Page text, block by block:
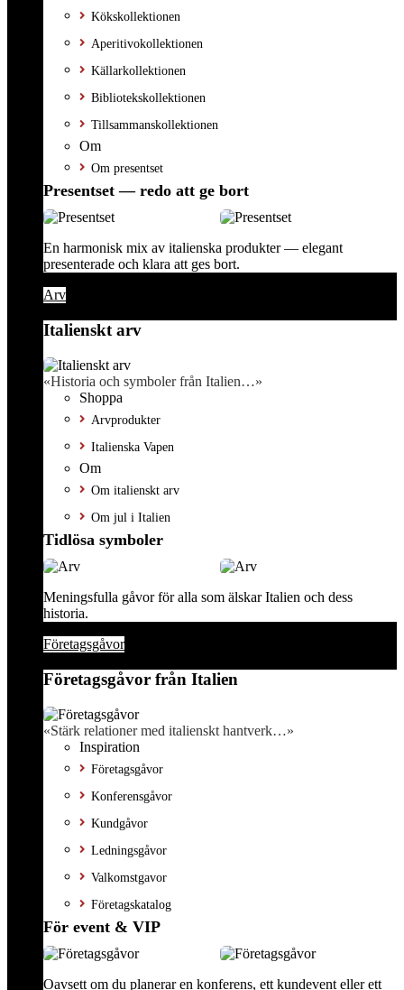
Kökskollektionen
Aperitivokollektionen
Källarkollektionen
Bibliotekskollektionen
Tillsammanskollektionen
Om
Om presentset
Presentset — redo att ge bort
En harmonisk mix av italienska produkter — elegant
presenterade och klara att ges bort.
Arv
Italienskt arv
«Historia och symboler från Italien…»
Shoppa
Arvprodukter
Italienska Vapen
Om
Om italienskt arv
Om jul i Italien
Tidlösa symboler
Meningsfulla gåvor för alla som älskar Italien och dess
historia.
Företagsgåvor
Företagsgåvor från Italien
«Stärk relationer med italienskt hantverk…»
Inspiration
Företagsgåvor
Konferensgåvor
Kundgåvor
Ledningsgåvor
Valkomstgavor
Företagskatalog
För event & VIP
Oavsett om du planerar en konferens, ett kundevent eller ett